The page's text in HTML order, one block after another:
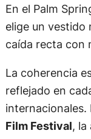
En el Palm
elige un vestido
caída recta con
La coherencia
reflejado en
internacionales.
Film Festival,